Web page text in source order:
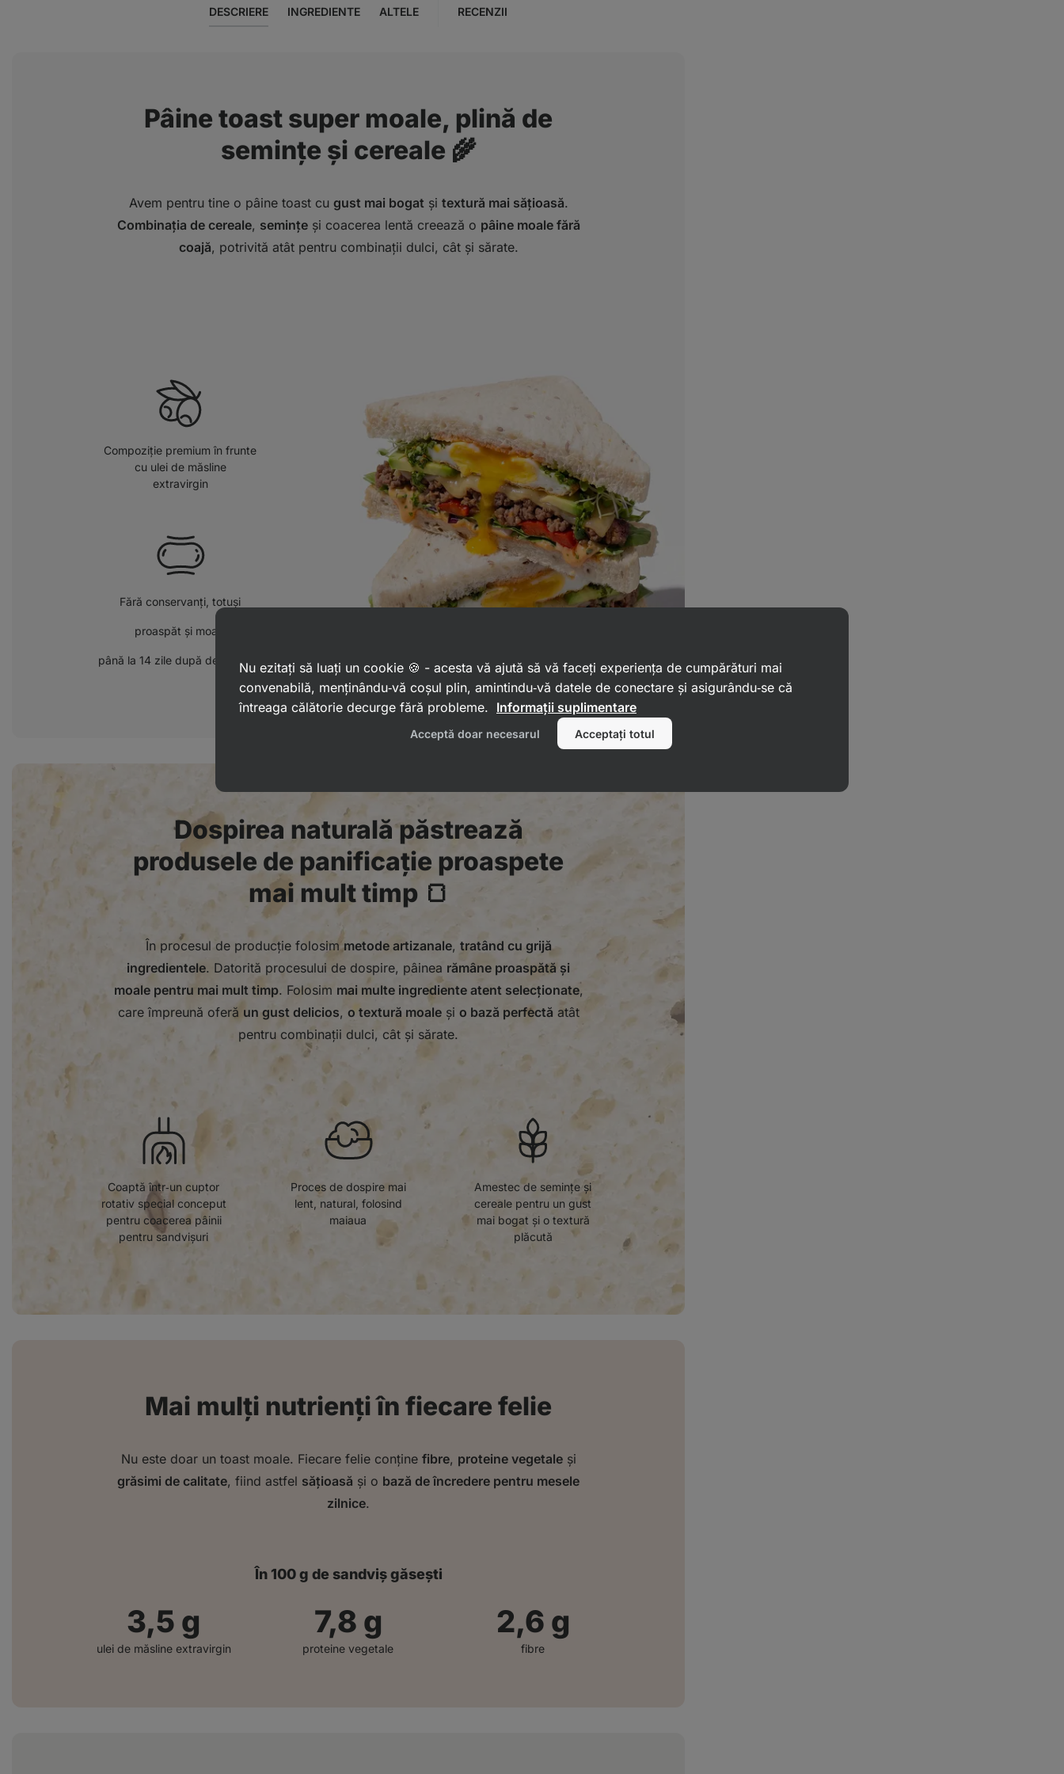
DESCRIERE INGREDIENTE ALTELE RECENZII
Pâine toast super moale, plină de
semințe și cereale 🌾
Avem pentru tine o pâine toast cu gust mai bogatși textură mai sățioasă.
Combinația de cereale, semințeși coacerea lentă creează o pâine moale fără
coajă, potrivită atât pentru combinații dulci, cât și sărate.
Compoziție premium în frunte
cu ulei de măsline
extravirgin
Fără conservanți, totuși
proaspăt și moale
până la 14 zile după deschidere
Dospirea naturală păstrează
produsele de panificație proaspete
mai mult timp 🍞
În procesul de producție folosimmetode artizanale, tratând cu grijă
ingredientele. Datorită procesului de dospire, pâinea rămâne proaspătă și
moale pentru mai mult timp. Folosim mai multe ingrediente atent selecționate,
care împreună oferă un gust delicios, o textură moaleși o bază perfectă atât
pentru combinații dulci, cât și sărate.
Coaptă într‑un cuptor
rotativ special conceput
pentru coacerea pâinii
pentru sandvișuri
Proces de dospire mai
lent, natural, folosind
maiaua
Amestec de semințe și
cereale pentru un gust
mai bogat și o textură
plăcută
Mai mulți nutrienți în fiecare felie
Nu este doar un toast moale. Fiecare felie conține fibre, proteine vegetaleși
grăsimi de calitate, fiind astfel sățioasă și o bază de încredere pentru mesele
zilnice.
În 100 g de sandviș găsești
3,5 g
ulei de măsline extravirgin
8,4 g
proteine vegetale
2,6 g
fibre
Nu ezitați să luați un cookie 🍪 - acesta vă ajută să vă faceți experiența de cumpărături mai
convenabilă, menținându‑vă coșul plin, amintindu‑vă datele de conectare și asigurându‑se că
întreaga călătorie decurge fără probleme. Informații suplimentare
Acceptă doar necesarul Acceptați totul